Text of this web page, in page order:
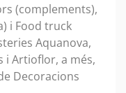
(complements),
i Food truck
Aquanova,
i Artioflor, a més,
Decoracions